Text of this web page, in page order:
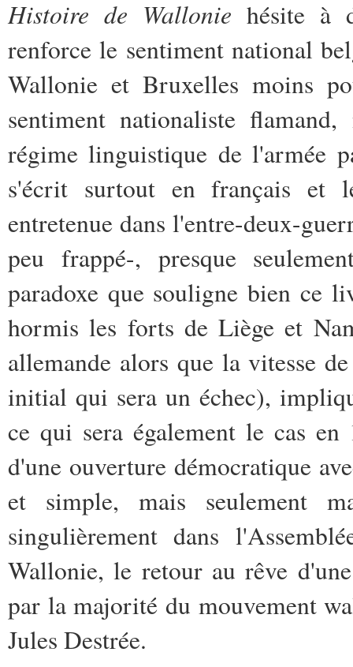
Histoire de Wallonie hésite à
renforce le sentiment national
Wallonie et Bruxelles moins
sentiment nationaliste
régime linguistique de l'armée
s'écrit surtout en français et
entretenue dans l'entre-deux-
peu frappé-, presque
paradoxe que souligne bien ce
hormis les forts de Liège et
allemande alors que la vitesse
initial qui sera un échec),
ce qui sera également le cas
d'une ouverture démocratique
et simple, mais seulement
singulièrement dans
Wallonie, le retour au rêve
par la majorité du mouvement
Jules Destrée.